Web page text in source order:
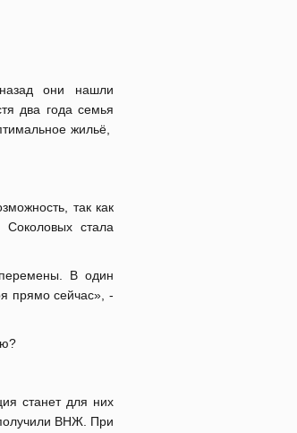
они нашли
два года семья
жильё,
так как
стала
В один
прямо сейчас», -
станет для них
ВНЖ. При